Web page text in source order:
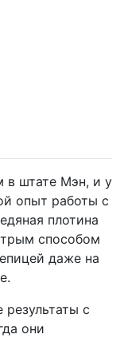
в штате Мэн, и у
опыт работы с
плотина
способом
даже на
с
они